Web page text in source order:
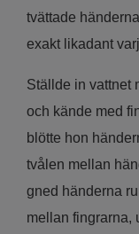
tvättade
exakt likadant
Ställde in vattnet
och kände med
blötte hon
tvålen mellan
gned händerna
mellan fingrarna,